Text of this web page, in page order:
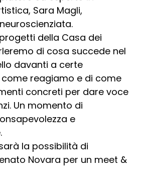
Sara Magli,
della Casa dei
di cosa succede nel
davanti a certe
come reagiamo e di come
concreti per dare voce
Un momento di
e
la possibilità di
Novara per un meet &